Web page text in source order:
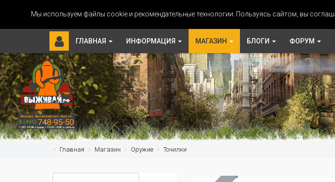
Мы используем файлы cookie и рекомендательные технологии. Пользуясь сайтом, вы
ГЛАВНАЯ ИНФОРМАЦИЯ МАГАЗИН БЛОГИ ФОРУМ
Главная Магазин Оружие Точилки